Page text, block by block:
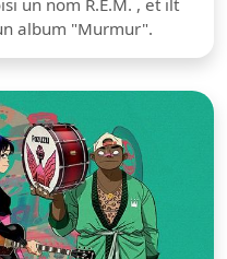
un nom R.E.M. , et ilt
album "Murmur".